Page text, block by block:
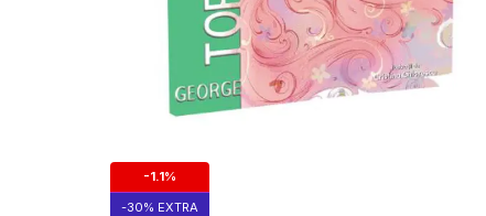
-1.1%
-30% EXTRA